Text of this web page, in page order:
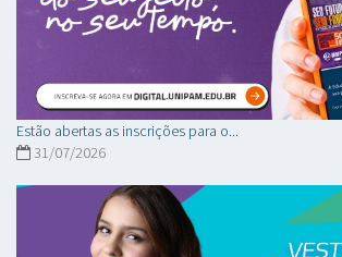
Estão abertas as inscrições para o...
31/07/2026